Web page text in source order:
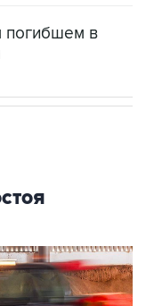
погибшем в